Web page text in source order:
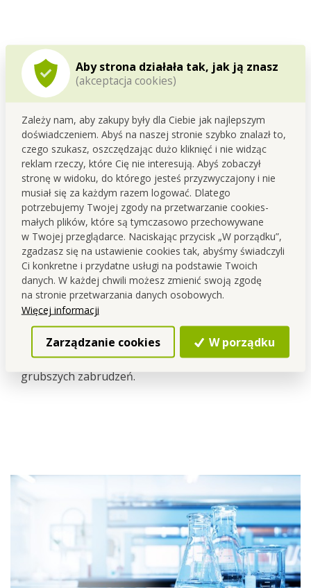
Aby strona działała tak, jak ją znasz
(akceptacja cookies)
Zależy nam, aby zakupy były dla Ciebie jak najlepszym
doświadczeniem. Abyś na naszej stronie szybko znalazł to,
czego szukasz, oszczędzając dużo kliknięć i nie widząc
reklam rzeczy, które Cię nie interesują. Abyś zobaczył
stronę w widoku, do którego jesteś przyzwyczajony i nie
musiał się za każdym razem logować. Dlatego
potrzebujemy Twojej zgody na przetwarzanie cookies-
małych plików, które są tymczasowo przechowywane
w Twojej przeglądarce. Naciskając przycisk „W porządku”,
zgadzasz się na ustawienie cookies tak, abyśmy świadczyli
Ci konkretne i przydatne usługi na podstawie Twoich
danych. W każdej chwili możesz zmienić swoją zgodę
na stronie przetwarzania danych osobowych.
Więcej informacji
Zarządzanie cookies W porządku
Wykorzystasz w kuchni do naczyń, garnków i
brytfanek... ale także w innych miejscach w domu przy
czyszczeniu trudno dostępnych miejsc.
Na końcu praktyczna ściągaczka do usuwania
grubszych zabrudzeń.